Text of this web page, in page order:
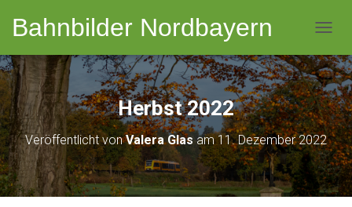
Bahnbilder Nordbayern
Herbst 2022
Veröffentlicht vonValera Glas am11. Dezember 2022